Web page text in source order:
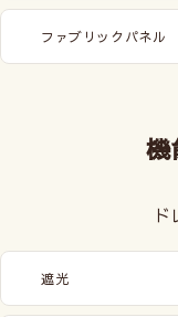
ファブリックパネル
機
ド
遮光